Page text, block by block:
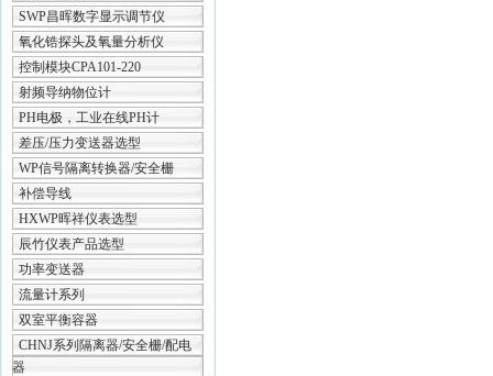
SWP昌晖数字显示调节仪
氧化锆探头及氧量分析仪
控制模块CPA101-220
射频导纳物位计
PH电极，工业在线PH计
差压/压力变送器选型
WP信号隔离转换器/安全栅
补偿导线
HXWP晖祥仪表选型
辰竹仪表产品选型
功率变送器
流量计系列
双室平衡容器
CHNJ系列隔离器/安全栅/配电
器